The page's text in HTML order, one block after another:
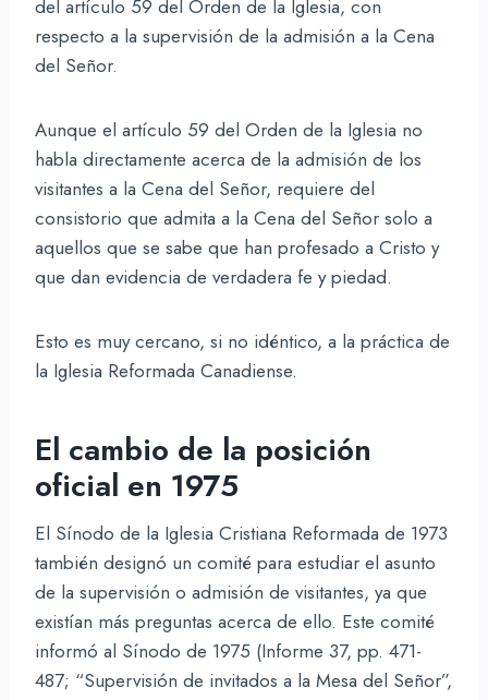
del artículo 59 del Orden de la Iglesia, con
respecto a la supervisión de la admisión a la Cena
del Señor.
Aunque el artículo 59 del Orden de la Iglesia no
habla directamente acerca de la admisión de los
visitantes a la Cena del Señor, requiere del
consistorio que admita a la Cena del Señor solo a
aquellos que se sabe que han profesado a Cristo y
que dan evidencia de verdadera fe y piedad.
Esto es muy cercano, si no idéntico, a la práctica de
la Iglesia Reformada Canadiense.
El cambio de la posición
oficial en 1975
El Sínodo de la Iglesia Cristiana Reformada de 1973
también designó un comité para estudiar el asunto
de la supervisión o admisión de visitantes, ya que
existían más preguntas acerca de ello. Este comité
informó al Sínodo de 1975 (Informe 37, pp. 471-
487; “Supervisión de invitados a la Mesa del Señor”,